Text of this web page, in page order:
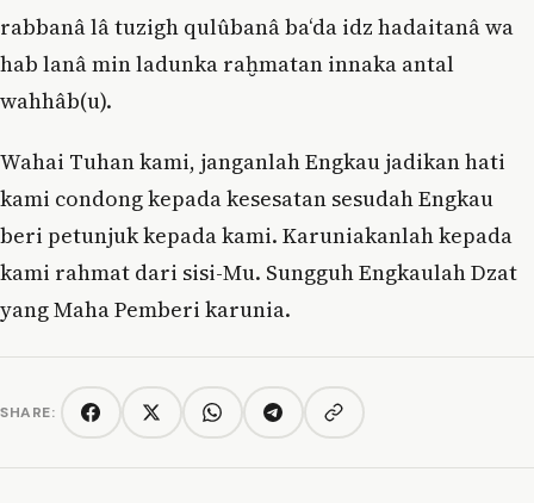
rabbanâ lâ tuzigh qulûbanâ ba‘da idz hadaitanâ wa
hab lanâ min ladunka raḫmatan innaka antal
wahhâb(u).
Wahai Tuhan kami, janganlah Engkau jadikan hati
kami condong kepada kesesatan sesudah Engkau
beri petunjuk kepada kami. Karuniakanlah kepada
kami rahmat dari sisi-Mu. Sungguh Engkaulah Dzat
yang Maha Pemberi karunia.
SHARE: FacebookTwitter/XWhatsAppTelegramCopy link